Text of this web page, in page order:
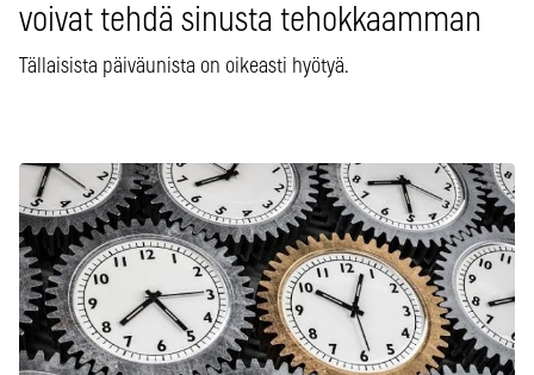
voivat tehdä sinusta tehokkaamman
Tällaisista päiväunista on oikeasti hyötyä.